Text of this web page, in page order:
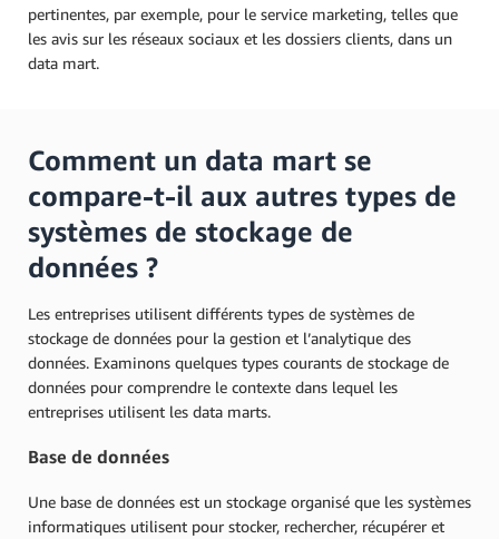
pertinentes, par exemple, pour le service marketing, telles que
les avis sur les réseaux sociaux et les dossiers clients, dans un
data mart.
Comment un data mart se
compare-t-il aux autres types de
systèmes de stockage de
données ?
Les entreprises utilisent différents types de systèmes de
stockage de données pour la gestion et l’analytique des
données. Examinons quelques types courants de stockage de
données pour comprendre le contexte dans lequel les
entreprises utilisent les data marts.
Base de données
Une base de données est un stockage organisé que les systèmes
informatiques utilisent pour stocker, rechercher, récupérer et